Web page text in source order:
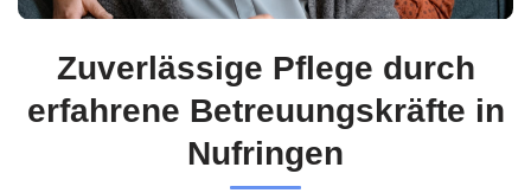
Zuverlässige Pflege durch
erfahrene Betreuungskräfte in
Nufringen